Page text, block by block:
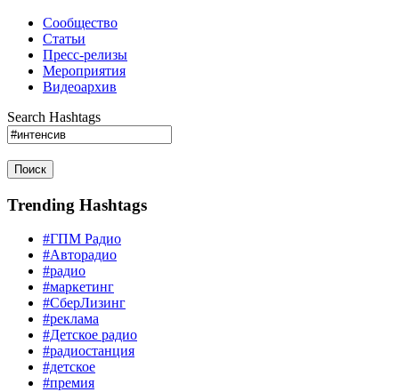
Сообщество
Статьи
Пресс-релизы
Мероприятия
Видеоархив
Search Hashtags
Поиск
Trending Hashtags
#ГПМ Радио
#Авторадио
#радио
#маркетинг
#СберЛизинг
#реклама
#Детское радио
#радиостанция
#детское
#премия